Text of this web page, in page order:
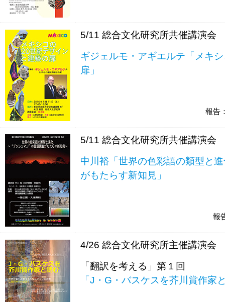
5/11 総合文化研究所共催講演会
ギジェルモ・アギエルテ「メキ
扉」
報告
5/11 総合文化研究所共催講演会
中川裕「世界の色彩語の類型と
がもたらす新知見」
報
4/26 総合文化研究所主催講演会
「翻訳を考える」第１回
「J・G・バスケスを芥川賞作家